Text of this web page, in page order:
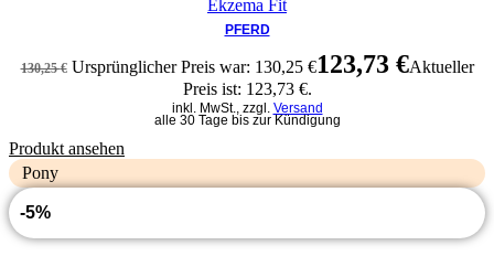
Ekzema Fit
PFERD
130,25€ Ursprünglicher Preis war: 130,25 €123,73 €Aktueller
Preis ist: 123,73 €.
inkl. MwSt., zzgl. Versand
alle 30 Tage bis zur Kündigung
Produkt ansehen
Pony
-5%